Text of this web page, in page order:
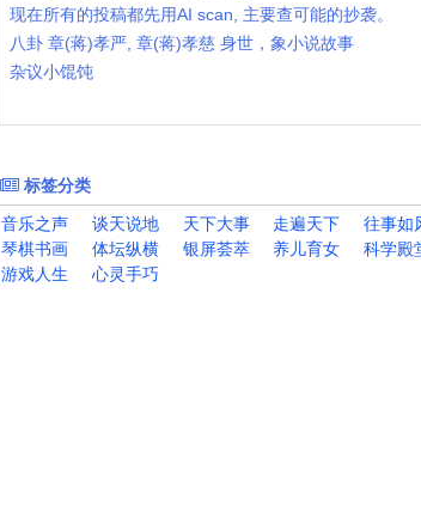
现在所有的投稿都先用AI scan, 主要查可能的抄袭。
八卦 章(蒋)孝严, 章(蒋)孝慈 身世，象小说故事
杂议小馄饨
标签分类
音乐之声
谈天说地 天下大事 走遍天下 往事如
琴棋书画
体坛纵横 银屏荟萃 养儿育女 科学殿
游戏人生
心灵手巧